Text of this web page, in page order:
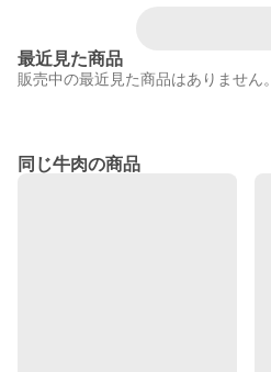
最近見た商品
販売中の最近見た商品はありません。
同じ牛肉の商品